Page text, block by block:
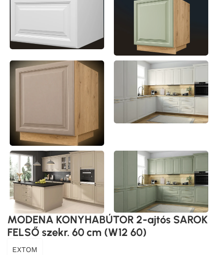
MODENA KONYHABÚTOR 2-ajtós SAROK
FELSŐ szekr. 60 cm (W12 60)
EXTOM